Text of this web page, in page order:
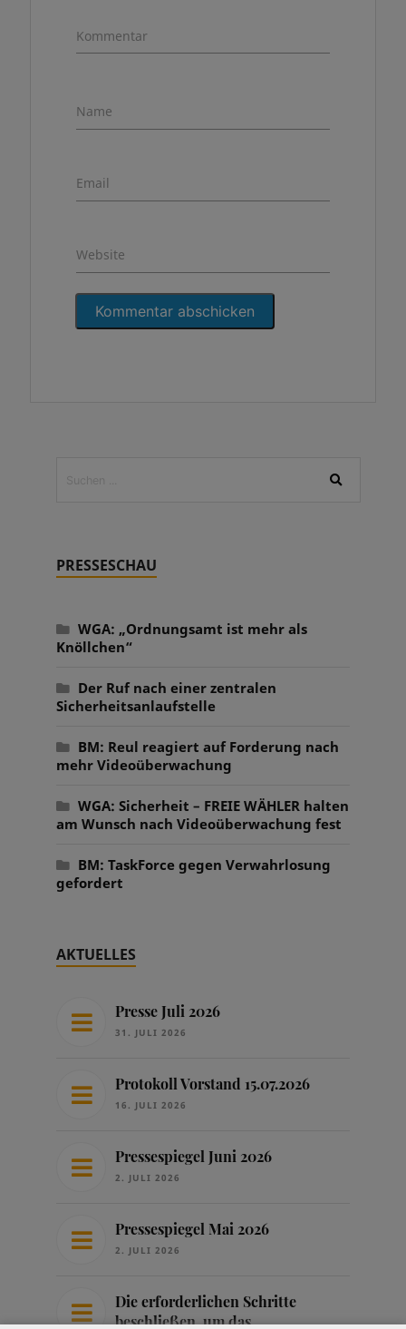
Kommentar
Name
Email
Website
PRESSESCHAU
WGA: „Ordnungsamt ist mehr als
Knöllchen“
Der Ruf nach einer zentralen
Sicherheitsanlaufstelle
BM: Reul reagiert auf Forderung nach
mehr Videoüberwachung
WGA: Sicherheit – FREIE WÄHLER halten
am Wunsch nach Videoüberwachung fest
BM: TaskForce gegen Verwahrlosung
gefordert
AKTUELLES
Presse Juli 2026
31. JULI 2026
Protokoll Vorstand 15.07.2026
16. JULI 2026
Pressespiegel Juni 2026
2. JULI 2026
Pressespiegel Mai 2026
2. JULI 2026
Die erforderlichen Schritte
beschließen, um das